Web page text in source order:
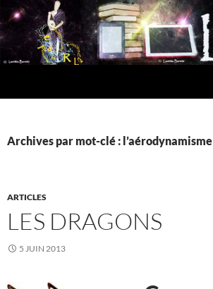
Aller
au
contenu
Archives par mot-clé : l’aérodynamisme
ARTICLES
LES DRAGONS
5 JUIN 2013